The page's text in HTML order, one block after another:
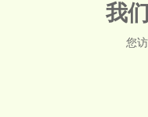
我
您